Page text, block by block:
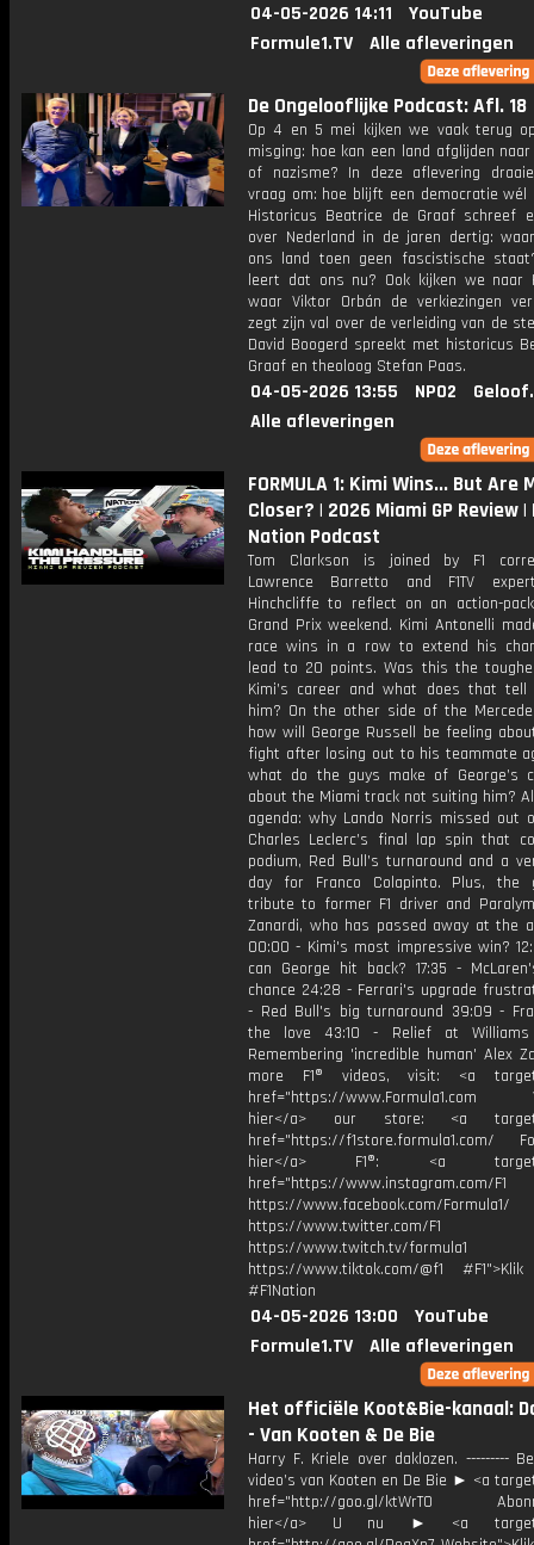
04-05-2026 14:11
YouTube
Formule1.TV
Alle afleveringen
De Ongelooflijke Podcast: Afl. 18
Op 4 en 5 mei kijken we vaak terug
misging: hoe kan een land afglijden
of nazisme? In deze aflevering
vraag om: hoe blijft een democratie wél
Historicus Beatrice de Graaf schreef
over Nederland in de jaren dertig:
ons land toen geen fascistische
leert dat ons nu? Ook kijken we naar
waar Viktor Orbán de verkiezingen
zegt zijn val over de verleiding van de
David Boogerd spreekt met historicus
Graaf en theoloog Stefan Paas.
04-05-2026 13:55 NPO2
Alle afleveringen
FORMULA 1: Kimi Wins... But Are
Closer? | 2026 Miami GP Review |
Nation Podcast
Tom Clarkson is joined by F1
Lawrence Barretto and F1TV
Hinchcliffe to reflect on an action-
Grand Prix weekend. Kimi Antonelli
race wins in a row to extend his
lead to 20 points. Was this the
Kimi’s career and what does that
him? On the other side of the
how will George Russell be feeling
fight after losing out to his teammate
what do the guys make of George’s
about the Miami track not suiting him?
agenda: why Lando Norris missed out
Charles Leclerc’s final lap spin that
podium, Red Bull’s turnaround and a
day for Franco Colapinto. Plus, the
tribute to former F1 driver and
Zanardi, who has passed away at the
00:00 - Kimi's most impressive win?
can George hit back? 17:35 -
chance 24:28 - Ferrari's upgrade
- Red Bull's big turnaround 39:09 -
the love 43:10 - Relief at
Remembering 'incredible human' Alex
more F1® videos, visit: <a
href="https://www.Formula1.com
hier</a> our store: <a
href="https://f1store.formula1.com/
hier</a> F1®: <a
href="https://www.instagram.com/F1
https://www.facebook.com/Formula1/
https://www.twitter.com/F1
https://www.twitch.tv/formula1
https://www.tiktok.com/@f1
#F1Nation
04-05-2026 13:00
YouTube
Formule1.TV
Alle afleveringen
Het officiële Koot&Bie-kanaal:
- Van Kooten & De Bie
Harry F. Kriele over daklozen. ---------
video’s van Kooten en De Bie ► <a
href="http://goo.gl/ktWrT0
hier</a> U nu ► <a